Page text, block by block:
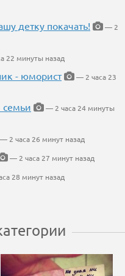
детку покачать!
— 2
22 минуты назад
- юморист
— 2 часа 23
семьи
— 2 часа 24 минуты
— 2 часа 26 минут назад
— 2 часа 27 минут назад
28 минут назад